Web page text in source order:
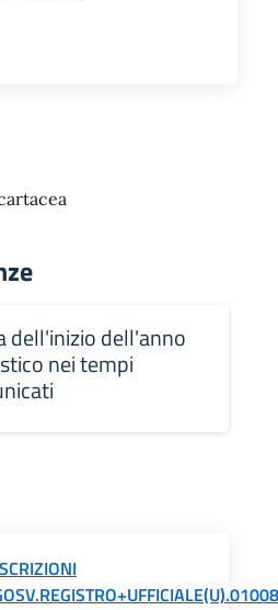
dell'inizio dell'anno
nei tempi